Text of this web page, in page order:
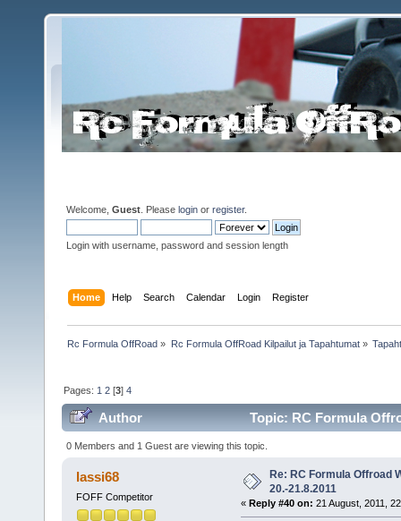
Welcome, Guest . Please login or register.
Login with username, password and session length
Home Help Search Calendar Login Register
Rc Formula OffRoad » Rc Formula OffRoad Kilpailut ja Tapahtumat»
Pages: 1 2 [3]4
Author Topic: RC Formula
0 Members and 1 Guest are viewing this topic.
lassi68
FOFF Competitor
Re: RC Formula Offroad
20.-21.8.2011
« Reply #40 on: 21 August, 2011,